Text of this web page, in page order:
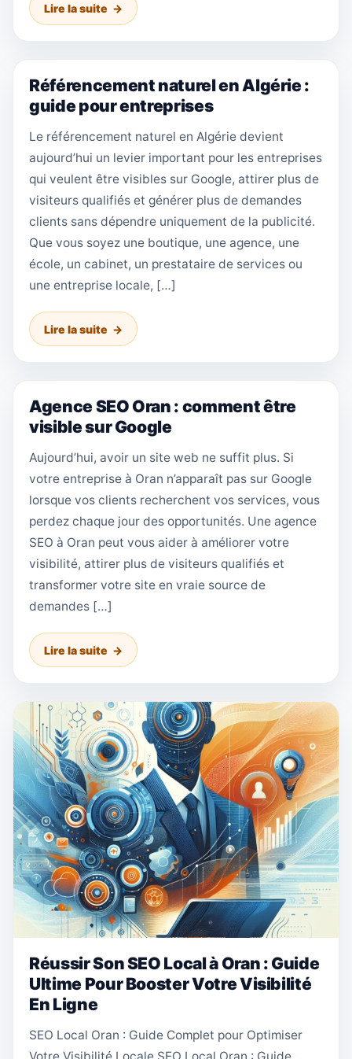
Lire la suite
Référencement naturel en Algérie :
guide pour entreprises
Le référencement naturel en Algérie devient
aujourd’hui un levier important pour les entreprises
qui veulent être visibles sur Google, attirer plus de
visiteurs qualifiés et générer plus de demandes
clients sans dépendre uniquement de la publicité.
Que vous soyez une boutique, une agence, une
école, un cabinet, un prestataire de services ou
une entreprise locale, […]
Lire la suite
Agence SEO Oran : comment être
visible sur Google
Aujourd’hui, avoir un site web ne suffit plus. Si
votre entreprise à Oran n’apparaît pas sur Google
lorsque vos clients recherchent vos services, vous
perdez chaque jour des opportunités. Une agence
SEO à Oran peut vous aider à améliorer votre
visibilité, attirer plus de visiteurs qualifiés et
transformer votre site en vraie source de
demandes […]
Lire la suite
Réussir Son SEO Local à Oran : Guide
Ultime Pour Booster Votre Visibilité
En Ligne
SEO Local Oran : Guide Complet pour Optimiser